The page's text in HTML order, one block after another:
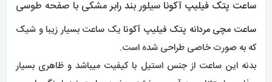
ساعت پتک فیلیپ آکونا سیلوربند رابرمشکی با صفحه طوسی
ساعت مچی مردانه پتک فیلیپ آکونا یک ساعت بسیار زیبا و شیک
که به صورت خاصی طراحی شده است.
بدنه این ساعت از جنس استیل با کیفیت میباشد و ظاهری بسیار